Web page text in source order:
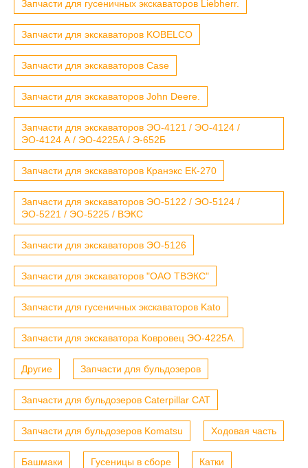
Запчасти для гусеничных экскаваторов Liebherr.
Запчасти для экскаваторов KOBELCO
Запчасти для экскаваторов Case
Запчасти для экскаваторов John Deere.
Запчасти для экскаваторов ЭО-4121 / ЭО-4124 /
ЭО-4124 А / ЭО-4225А / Э-652Б
Запчасти для экскаваторов Кранэкс ЕК-270
Запчасти для экскаваторов ЭО-5122 / ЭО-5124 /
ЭО-5221 / ЭО-5225 / ВЭКС
Запчасти для экскаваторов ЭО-5126
Запчасти для экскаваторов "ОАО ТВЭКС"
Запчасти для гусеничных экскаваторов Kato
Запчасти для экскаватора Ковровец ЭО-4225А.
Другие Запчасти для бульдозеров
Запчасти для бульдозеров Caterpillar CAT
Запчасти для бульдозеров Komatsu Ходовая часть
Башмаки Гусеницы в сборе Катки